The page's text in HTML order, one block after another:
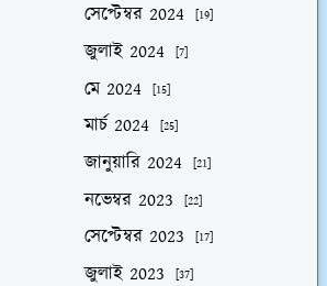
সেপ্টেম্বর 2024 [19]
জুলাই 2024 [7]
মে 2024 [15]
মার্চ 2024 [25]
জানুয়ারি 2024 [21]
নভেম্বর 2023 [22]
সেপ্টেম্বর 2023 [17]
জুলাই 2023 [37]